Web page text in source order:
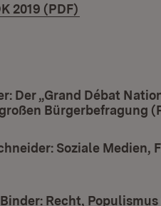
2019 (PDF)
Der „Grand Débat
Bürgerbefragung
Soziale Medien,
Recht,